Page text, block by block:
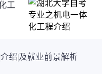
工
绍|及就业前景解析